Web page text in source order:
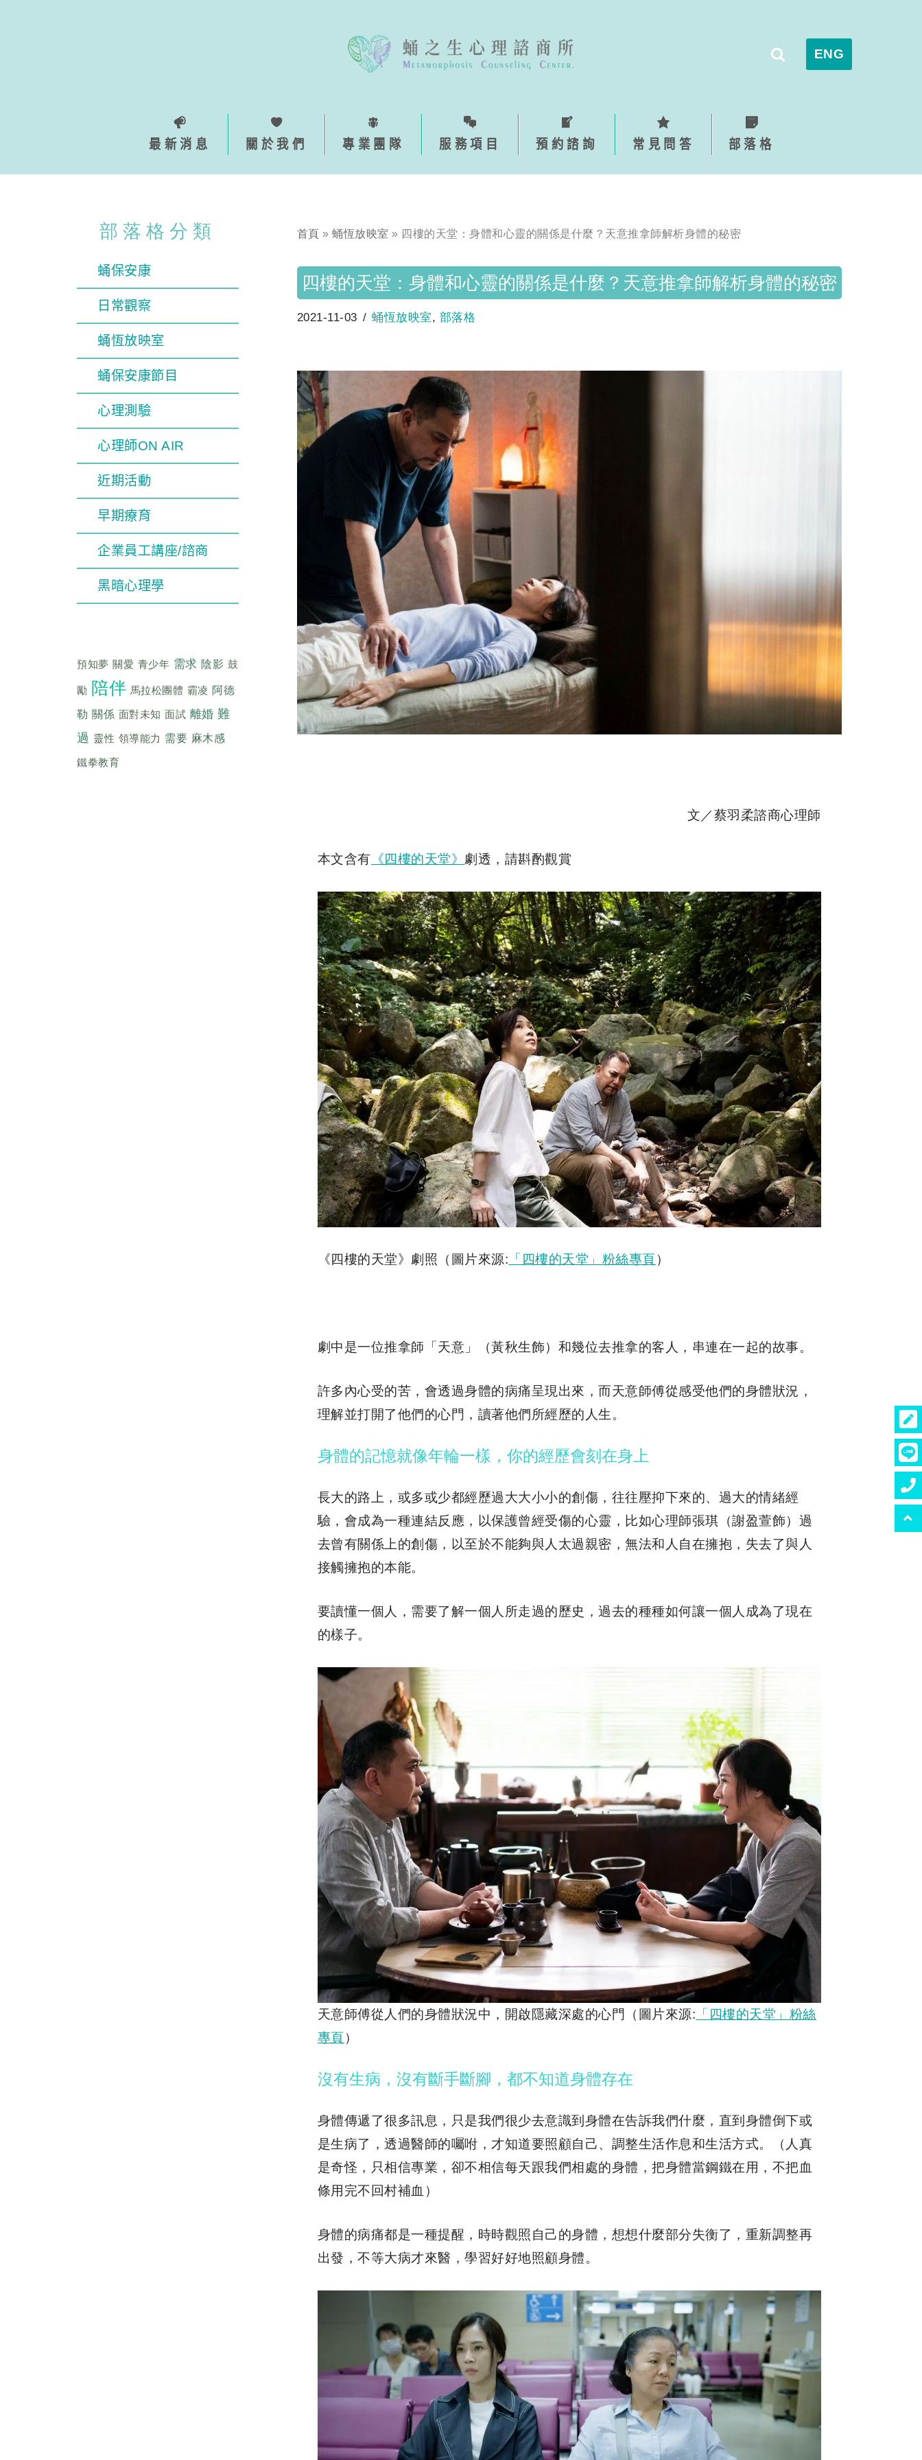
ENG
最新消息 關於我們 專業團隊 服務項目 預約諮詢 常見問答 部落格
部落格分類
蛹保安康
日常觀察
蛹恆放映室
蛹保安康節目
心理測驗
心理師ON AIR
近期活動
早期療育
企業員工講座/諮商
黑暗心理學
預知夢 關愛 青少年 需求 陰影 鼓
勵 陪伴 馬拉松團體 霸凌 阿德
勒 關係 面對未知 面試 離婚 難
過 靈性 領導能力 需要 麻木感
鐵拳教育
首頁 »蛹恆放映室 » 四樓的天堂：身體和心靈的關係是什麼？天意推拿師解析身體的秘密
四樓的天堂：身體和心靈的關係是什麼？天意推拿師解析身體的秘密
2021-11-03 蛹恆放映室, 部落格
文／蔡羽柔諮商心理師
本文含有 《四樓的天堂》 劇透，請斟酌觀賞
《四樓的天堂》劇照（圖片來源: 「四樓的天堂」粉絲專頁）
劇中是一位推拿師「天意」（黃秋生飾）和幾位去推拿的客人，串連在一起的故事。
許多內心受的苦，會透過身體的病痛呈現出來，而天意師傅從感受他們的身體狀況，
理解並打開了他們的心門，讀著他們所經歷的人生。
身體的記憶就像年輪一樣，你的經歷會刻在身上
長大的路上，或多或少都經歷過大大小小的創傷，往往壓抑下來的、過大的情緒經
驗，會成為一種連結反應，以保護曾經受傷的心靈，比如心理師張琪（謝盈萱飾）過
去曾有關係上的創傷，以至於不能夠與人太過親密，無法和人自在擁抱，失去了與人
接觸擁抱的本能。
要讀懂一個人，需要了解一個人所走過的歷史，過去的種種如何讓一個人成為了現在
的樣子。
天意師傅從人們的身體狀況中，開啟隱藏深處的心門（圖片來源: 「四樓的天堂」粉絲
專頁）
沒有生病，沒有斷手斷腳，都不知道身體存在
身體傳遞了很多訊息，只是我們很少去意識到身體在告訴我們什麼，直到身體倒下或
是生病了，透過醫師的囑咐，才知道要照顧自己、調整生活作息和生活方式。（人真
是奇怪，只相信專業，卻不相信每天跟我們相處的身體，把身體當鋼鐵在用，不把血
條用完不回村補血）
身體的病痛都是一種提醒，時時觀照自己的身體，想想什麼部分失衡了，重新調整再
出發，不等大病才來醫，學習好好地照顧身體。